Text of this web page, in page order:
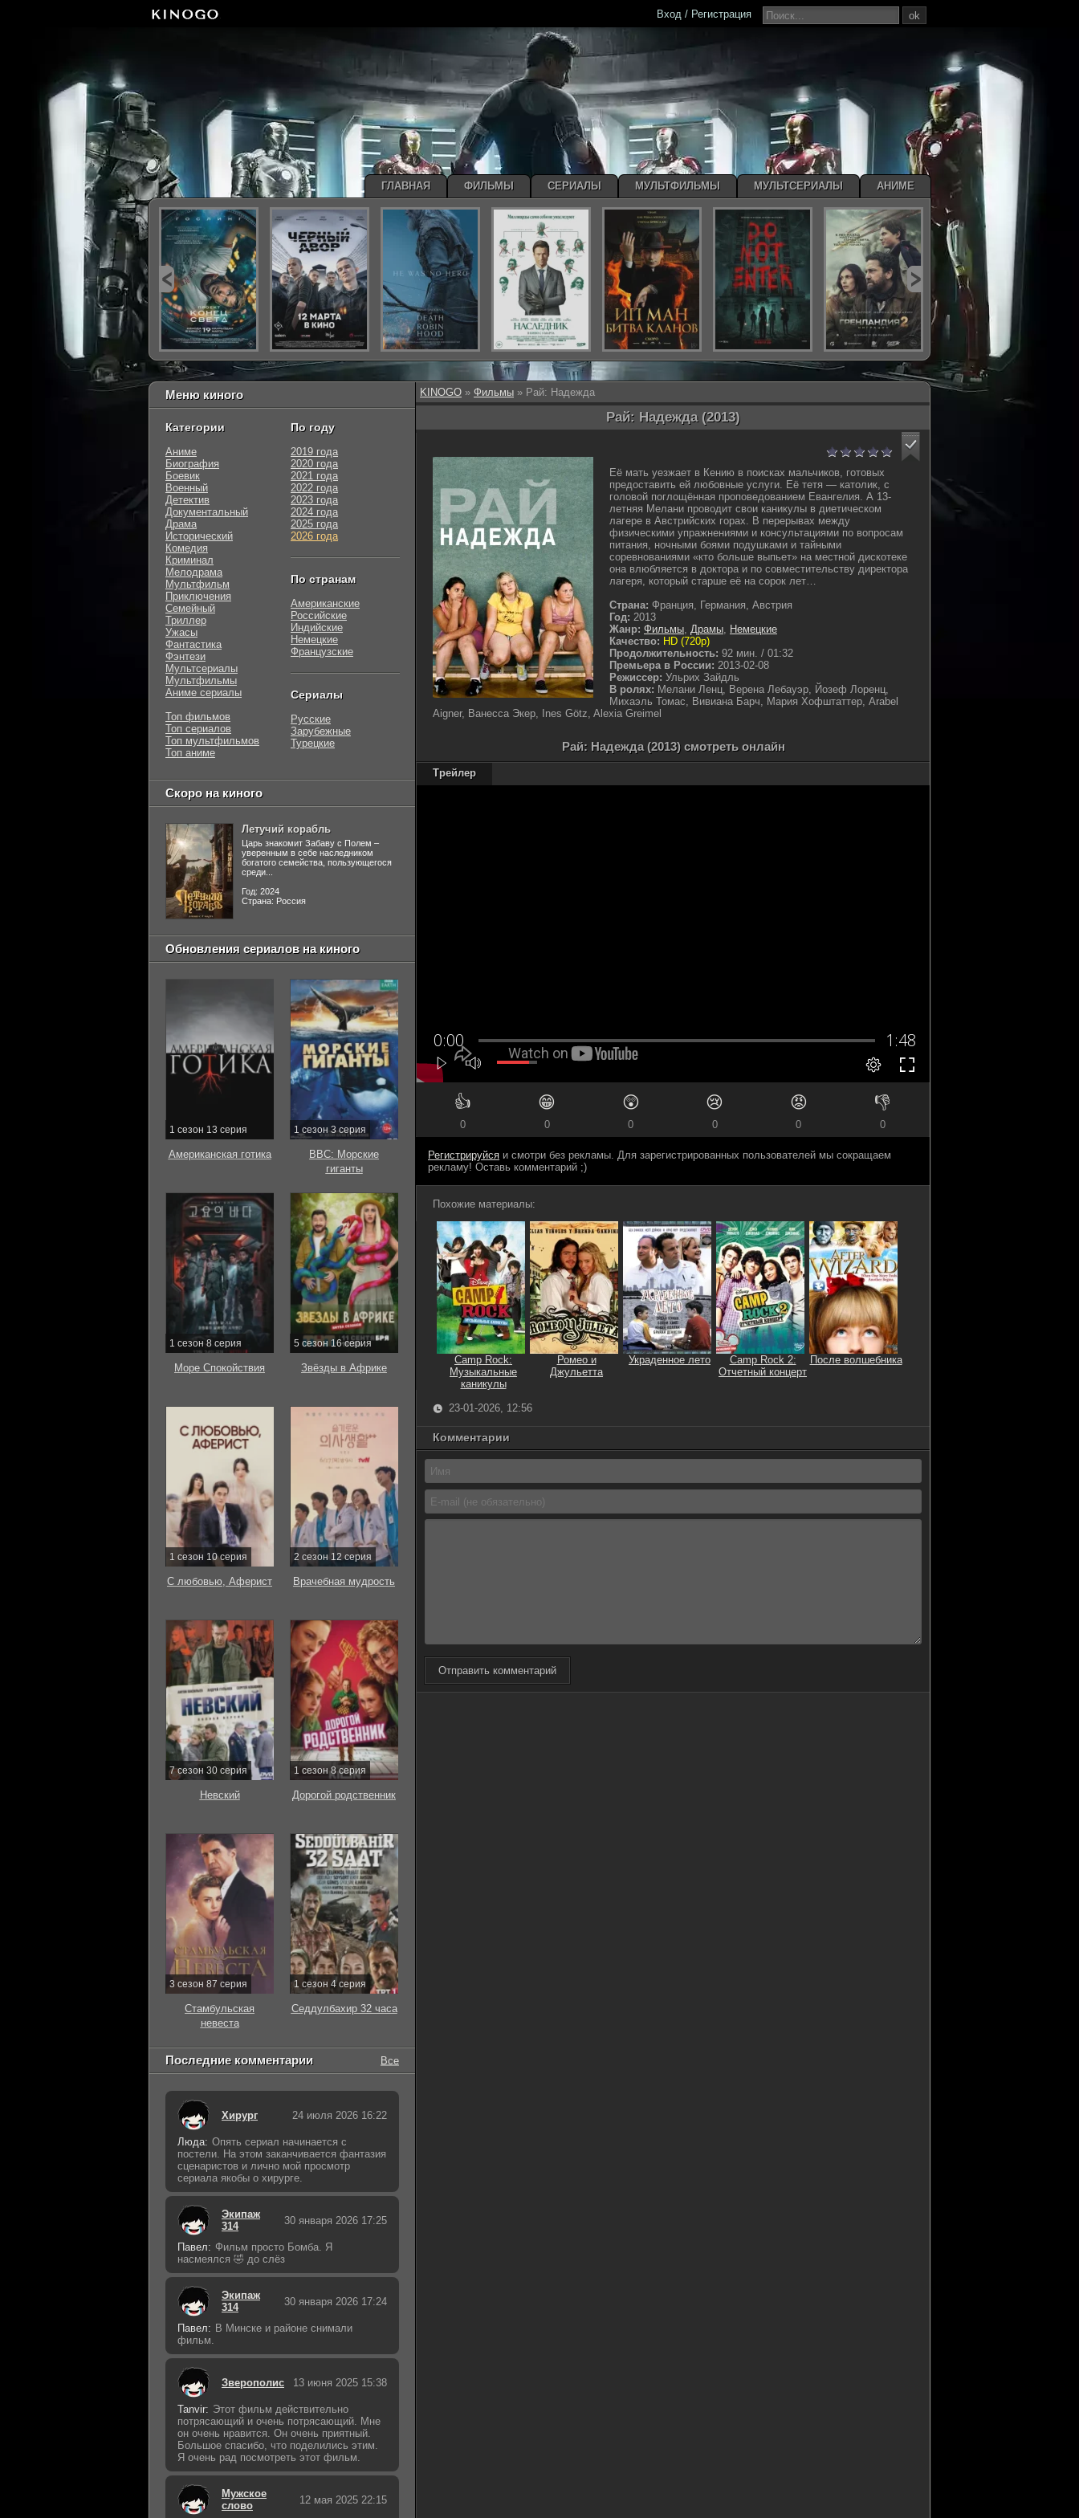
KINOGO » Фильмы » Рай: Надежда
Рай: Надежда (2013)
Её мать уезжает в Кению в поисках мальчиков, готовых
предоставить ей любовные услуги. Её тетя — католик, с
головой поглощённая проповедованием Евангелия. А 13-
летняя Мелани проводит свои каникулы в диетическом
лагере в Австрийских горах. В перерывах между
физическими упражнениями и консультациями по вопросам
питания, ночными боями подушками и тайными
соревнованиями «кто больше выпьет» на местной дискотеке
она влюбляется в доктора и по совместительству директора
лагеря, который старше её на сорок лет…
Страна: Франция, Германия, Австрия
Год: 2013
Жанр: Фильмы, Драмы, Немецкие
Качество: HD (720p)
Продолжительность: 92 мин. / 01:32
Премьера в России: 2013-02-08
Режиссер: Ульрих Зайдль
В ролях: Мелани Ленц, Верена Лебауэр, Йозеф Лоренц,
Михаэль Томас, Вивиана Барч, Мария Хофштаттер, Arabel
Aigner, Ванесса Экер, Ines Götz, Alexia Greimel
Рай: Надежда (2013) смотреть онлайн
Трейлер
👍
0
😁
0
😲
0
😢
0
😡
0
👎
0
Регистрируйся и смотри без рекламы. Для зарегистрированных пользователей мы сокращаем
рекламу! Оставь комментарий ;)
Похожие материалы:
Camp Rock:
Музыкальные
каникулы
Ромео и
Джульетта
Украденное лето
Camp Rock 2:
Отчетный концерт
После волшебника
23-01-2026, 12:56
Комментарии
Отправить комментарий
Меню киного
Категории
Аниме
Биография
Боевик
Военный
Детектив
Документальный
Драма
Исторический
Комедия
Криминал
Мелодрама
Мультфильм
Приключения
Семейный
Триллер
Ужасы
Фантастика
Фэнтези
Мультсериалы
Мультфильмы
Аниме сериалы
Топ фильмов
Топ сериалов
Топ мультфильмов
Топ аниме
По году
2019 года
2020 года
2021 года
2022 года
2023 года
2024 года
2025 года
2026 года
По странам
Американские
Российские
Индийские
Немецкие
Французские
Сериалы
Русские
Зарубежные
Турецкие
Скоро на киного
Летучий корабль
Царь знакомит Забаву с Полем –
уверенным в себе наследником
богатого семейства, пользующегося
среди...
Год: 2024
Страна: Россия
Обновления сериалов на киного
1 сезон 13 серия
Американская готика
1 сезон 3 серия
BBC: Морские
гиганты
1 сезон 8 серия
Море Спокойствия
5 сезон 16 серия
Звёзды в Африке
1 сезон 10 серия
С любовью, Аферист
2 сезон 12 серия
Врачебная мудрость
7 сезон 30 серия
Невский
1 сезон 8 серия
Дорогой родственник
3 сезон 87 серия
Стамбульская
невеста
1 сезон 4 серия
Седдулбахир 32 часа
Последние комментарии Все
Хирург 24 июля 2026 16:22
Люда: Опять сериал начинается с
постели. На этом заканчивается фантазия
сценаристов и лично мой просмотр
сериала якобы о хирурге.
Экипаж
314
30 января 2026 17:25
Павел: Фильм просто Бомба. Я
насмеялся 🤣 до слёз
Экипаж
314
30 января 2026 17:24
Павел: В Минске и районе снимали
фильм.
Зверополис 13 июня 2025 15:38
Tanvir: Этот фильм действительно
потрясающий и очень потрясающий. Мне
он очень нравится. Он очень приятный.
Большое спасибо, что поделились этим.
Я очень рад посмотреть этот фильм.
Мужское
слово
12 мая 2025 22:15
ok
Вход / Регистрация
ГЛАВНАЯ ФИЛЬМЫ СЕРИАЛЫ МУЛЬТФИЛЬМЫ МУЛЬТСЕРИАЛЫ АНИМЕ